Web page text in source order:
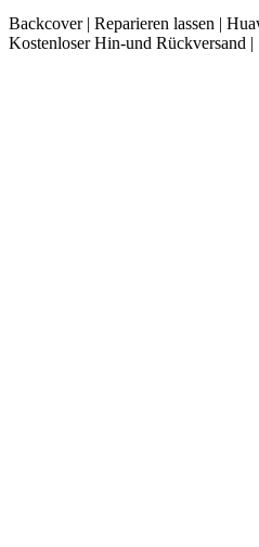
Backcover| Reparieren lassen |
Kostenloser Hin-und Rückversand |